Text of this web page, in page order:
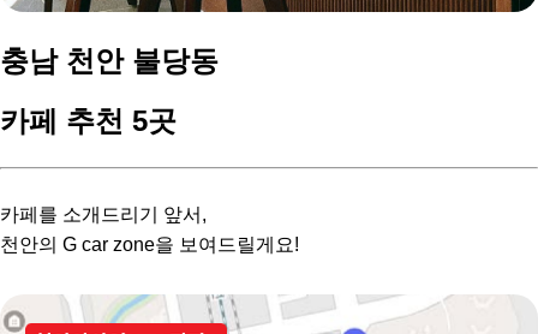
충남 천안 불당동
카페 추천 5곳
카페를 소개드리기 앞서,
천안의 G car zone을 보여드릴게요!